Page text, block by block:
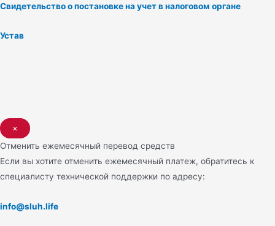
Свидетельство о постановке на учет в налоговом органе
Устав
×
Отменить ежемесячный перевод средств
Если вы хотите отменить ежемесячный платеж, обратитесь к
специалисту технической поддержки по адресу:
info@sluh.life